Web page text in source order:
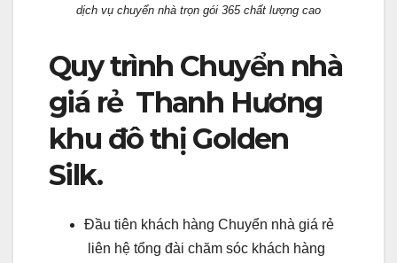
dịch vụ chuyển nhà trọn gói 365 chất lượng cao
Quy trình Chuyển nhà
giá rẻ Thanh Hương
khu đô thị Golden
Silk.
Đầu tiên khách hàng Chuyển nhà giá rẻ
liên hệ tổng đài chăm sóc khách hàng